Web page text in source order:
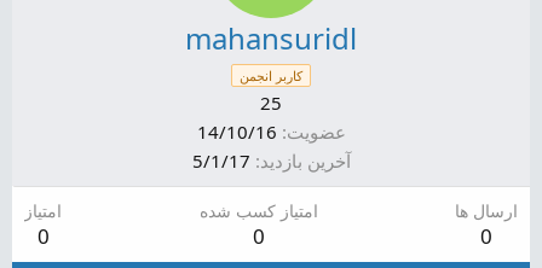
mahansuridl
کاربر انجمن
25
عضویت 14/10/16
آخرین بازدید 5/1/17
ارسال ها
0
امتیاز کسب شده
0
امتیاز
0